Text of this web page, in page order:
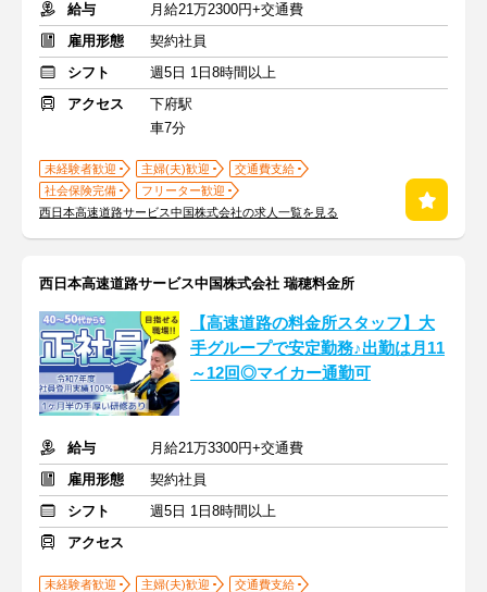
給与
月給21万2300円+交通費
雇用形態
契約社員
シフト
週5日 1日8時間以上
アクセス
下府駅
車7分
未経験者歓迎 主婦(夫)歓迎
交通費支給
社会保険完備
フリーター歓迎
西日本高速道路サービス中国株式会社の求人一覧を見る
西日本高速道路サービス中国株式会社 瑞穂料金所
【高速道路の料金所スタッフ】大
手グループで安定勤務♪出勤は月11
～12回◎マイカー通勤可
給与
月給21万3300円+交通費
雇用形態
契約社員
シフト
週5日 1日8時間以上
アクセス
未経験者歓迎 主婦(夫)歓迎
交通費支給